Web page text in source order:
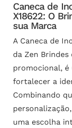
Caneca de
X18622: O
sua Marca
A Caneca de
da Zen
promocional,
fortalecer a
Combinando
uma escolha